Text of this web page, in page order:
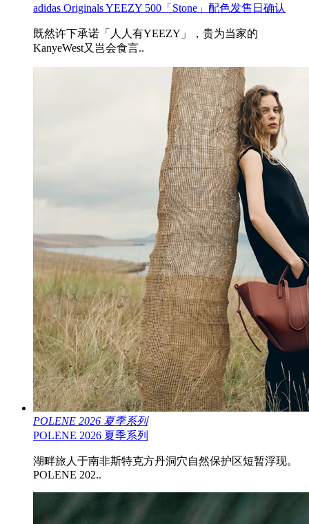
adidas Originals YEEZY 500「Stone」配色发售日确认
既然许下承诺「人人有YEEZY」，贵为当家的
KanyeWest又岂会食言..
POLENE 2026 夏季系列
POLENE 2026 夏季系列
湖畔旅人于南非斯特克方丹洞穴自然保护区短暂浮现。
POLENE 202..